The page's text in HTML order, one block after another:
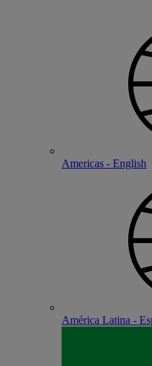
Americas - English
América Latina -